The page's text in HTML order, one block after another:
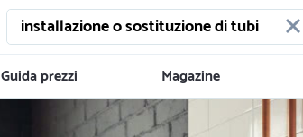
Guida prezzi Magazine